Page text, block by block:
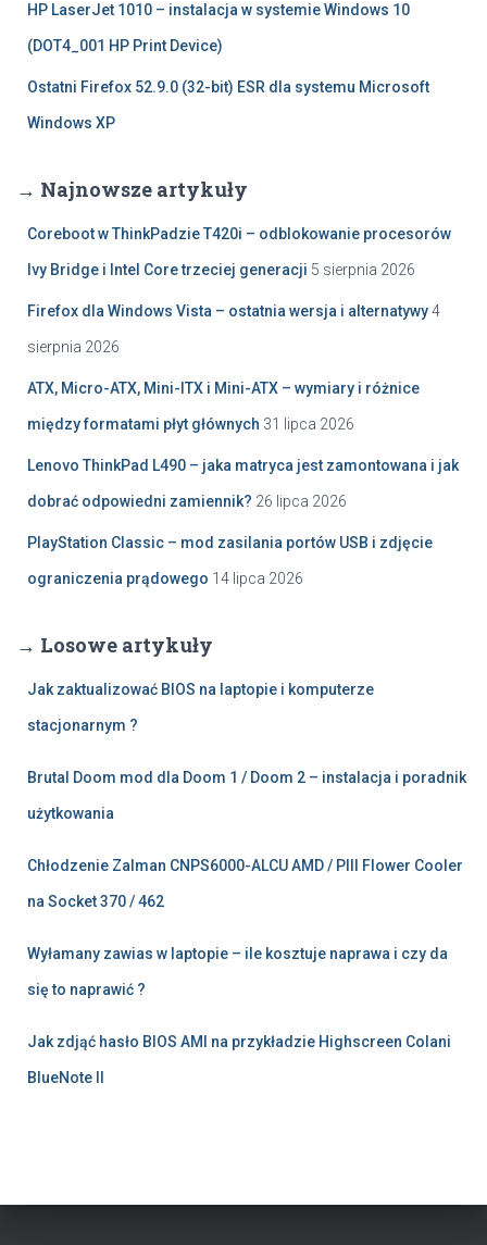
HP LaserJet 1010 – instalacja w systemie Windows 10
(DOT4_001 HP Print Device)
Ostatni Firefox 52.9.0 (32-bit) ESR dla systemu Microsoft
Windows XP
→ Najnowsze artykuły
Coreboot w ThinkPadzie T420i – odblokowanie procesorów
Ivy Bridge i Intel Core trzeciej generacji 5 sierpnia 2026
Firefox dla Windows Vista – ostatnia wersja i alternatywy4
sierpnia 2026
ATX, Micro-ATX, Mini-ITX i Mini-ATX – wymiary i różnice
między formatami płyt głównych 31 lipca 2026
Lenovo ThinkPad L490 – jaka matryca jest zamontowana i jak
dobrać odpowiedni zamiennik? 26 lipca 2026
PlayStation Classic – mod zasilania portów USB i zdjęcie
ograniczenia prądowego 14 lipca 2026
→ Losowe artykuły
Jak zaktualizować BIOS na laptopie i komputerze
stacjonarnym ?
Brutal Doom mod dla Doom 1 / Doom 2 – instalacja i poradnik
użytkowania
Chłodzenie Zalman CNPS6000-ALCU AMD / PIII Flower Cooler
na Socket 370 / 462
Wyłamany zawias w laptopie – ile kosztuje naprawa i czy da
się to naprawić ?
Jak zdjąć hasło BIOS AMI na przykładzie Highscreen Colani
BlueNote II